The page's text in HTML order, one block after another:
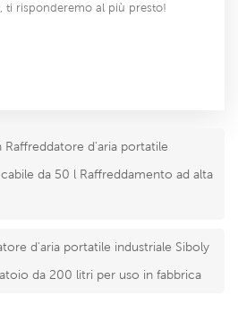
ti risponderemo al più presto!
Raffreddatore d'aria portatile
da 50 l Raffreddamento ad alta
d'aria portatile industriale Siboly
da 200 litri per uso in fabbrica